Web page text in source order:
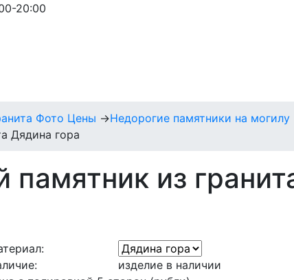
20:00
Фото Цены →Недорогие памятники на могилу
Дядина гора
из
изделие в наличии